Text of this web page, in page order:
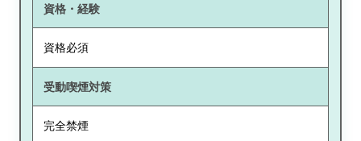
資格・経験
資格必須
受動喫煙対策
完全禁煙